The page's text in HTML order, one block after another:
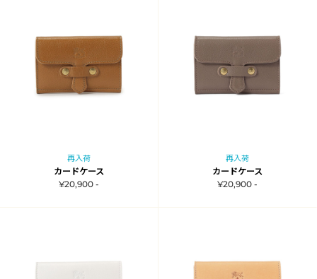
再入荷
カードケース
¥20,900 -
再入荷
カードケース
¥20,900 -